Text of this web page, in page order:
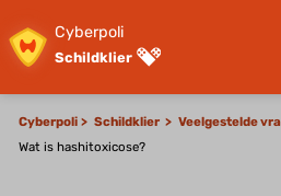
Cyberpoli
Schildklier
Cyberpoli Schildklier Veelgestelde
Wat is hashitoxicose?